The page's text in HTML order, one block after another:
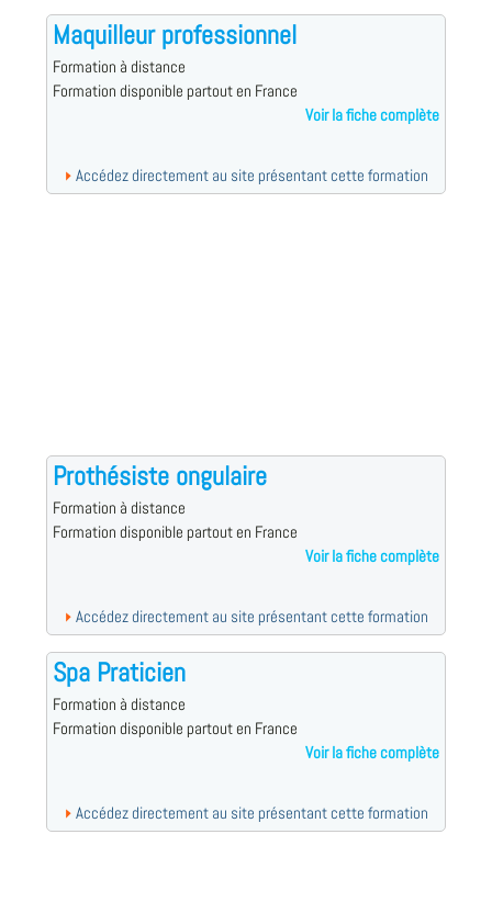
Maquilleur professionnel
Formation à distance
Formation disponible partout en France
Voir la fiche complète
Accédez directement au site présentant cette formation
Prothésiste ongulaire
Formation à distance
Formation disponible partout en France
Voir la fiche complète
Accédez directement au site présentant cette formation
Spa Praticien
Formation à distance
Formation disponible partout en France
Voir la fiche complète
Accédez directement au site présentant cette formation